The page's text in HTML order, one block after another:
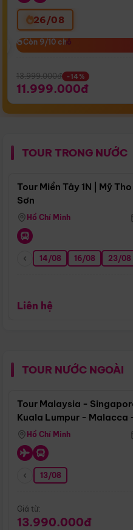
26/08
Còn 9/10 chỗ
Còn 9/10 chỗ
13.999.000đ -14%
11.999.000đ
TOUR TRONG NƯỚC
Tour Miền Tây 1N | Mỹ
Sơn
Hồ Chí Minh
14/08 16/08 23/08
Liên hệ
TOUR NƯỚC NGOÀI
Tour Malaysia -
Kuala Lumpur - Malacca
Singapore
Hồ Chí Minh
13/08
Giá từ:
13.990.000đ